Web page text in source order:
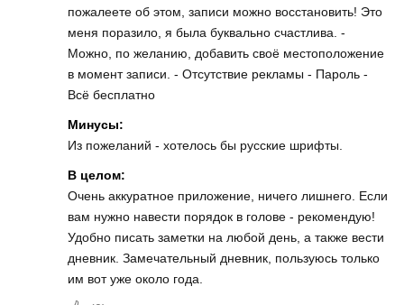
пожалеете об этом, записи можно восстановить! Это
меня поразило, я была буквально счастлива. -
Можно, по желанию, добавить своё местоположение
в момент записи. - Отсутствие рекламы - Пароль -
Всё бесплатно
Минусы:
Из пожеланий - хотелось бы русские шрифты.
В целом:
Очень аккуратное приложение, ничего лишнего. Если
вам нужно навести порядок в голове - рекомендую!
Удобно писать заметки на любой день, а также вести
дневник. Замечательный дневник, пользуюсь только
им вот уже около года.